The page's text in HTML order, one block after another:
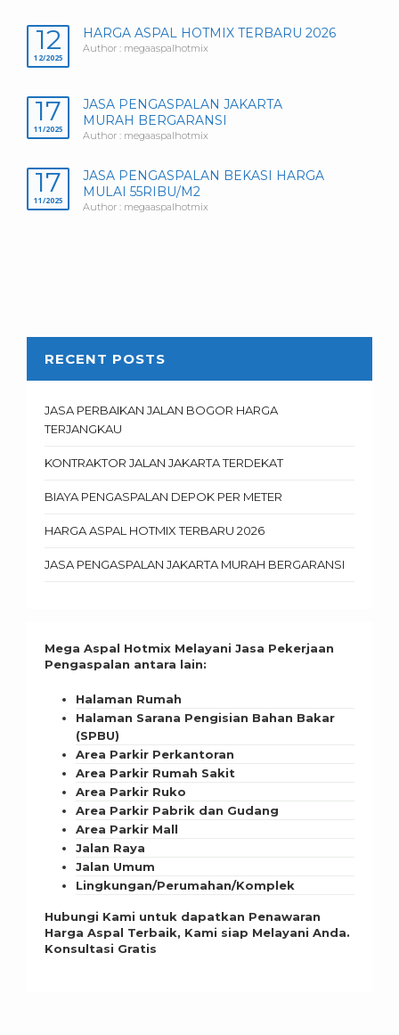
12
12/2025
HARGA ASPAL HOTMIX TERBARU 2026
Author : megaaspalhotmix
17
11/2025
JASA PENGASPALAN JAKARTA
MURAH BERGARANSI
Author : megaaspalhotmix
17
11/2025
JASA PENGASPALAN BEKASI HARGA
MULAI 55RIBU/M2
Author : megaaspalhotmix
RECENT POSTS
JASA PERBAIKAN JALAN BOGOR HARGA
TERJANGKAU
KONTRAKTOR JALAN JAKARTA TERDEKAT
BIAYA PENGASPALAN DEPOK PER METER
HARGA ASPAL HOTMIX TERBARU 2026
JASA PENGASPALAN JAKARTA MURAH BERGARANSI
Mega Aspal Hotmix Melayani Jasa Pekerjaan
Pengaspalan antara lain:
Halaman Rumah
Halaman Sarana Pengisian Bahan Bakar
(SPBU)
Area Parkir Perkantoran
Area Parkir Rumah Sakit
Area Parkir Ruko
Area Parkir Pabrik dan Gudang
Area Parkir Mall
Jalan Raya
Jalan Umum
Lingkungan/Perumahan/Komplek
Hubungi Kami untuk dapatkan Penawaran
Harga Aspal Terbaik, Kami siap Melayani Anda.
Konsultasi Gratis